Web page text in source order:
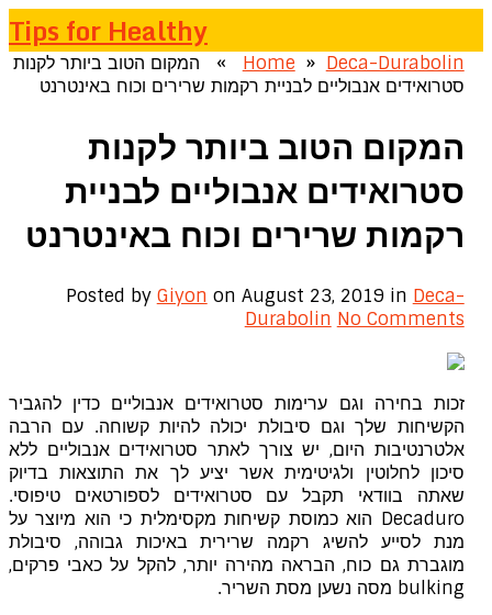
Tips for Healthy
Home » Deca-Durabolin
» המקום הטוב ביותר לקנות
סטרואידים אנבוליים לבניית רקמות שרירים וכוח באינטרנט
המקום הטוב ביותר לקנות
סטרואידים אנבוליים לבניית
רקמות שרירים וכוח באינטרנט
Posted by Giyon on August 23, 2019 in Deca-
Durabolin No Comments
זכות בחירה וגם ערימות סטרואידים אנבוליים כדין להגביר
הקשיחות שלך וגם סיבולת יכולה להיות קשוחה. עם הרבה
אלטרנטיבות היום, יש צורך לאתר סטרואידים אנבוליים ללא
סיכון לחלוטין ולגיטימית אשר יציע לך את התוצאות בדיוק
שאתה בוודאי תקבל עם סטרואידים לספורטאים טיפוסי.
Decaduro הוא כמוסת קשיחות מקסימלית כי הוא מיוצר על
מנת לסייע להשיג רקמה שרירית באיכות גבוהה, סיבולת
מוגברת גם כוח, הבראה מהירה יותר, להקל על כאבי פרקים,
bulking מסה נשען מסת השריר.